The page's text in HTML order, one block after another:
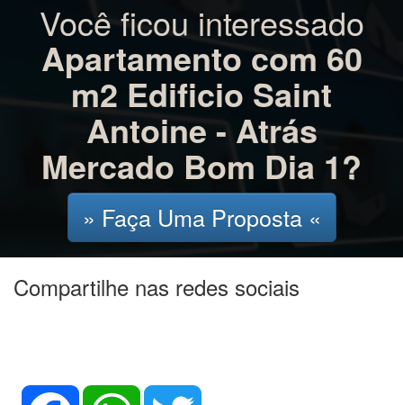
Você ficou interessado
Apartamento com 60
m2 Edificio Saint
Antoine - Atrás
Mercado Bom Dia 1?
» Faça Uma Proposta «
Compartilhe nas redes sociais
Facebook WhatsApp